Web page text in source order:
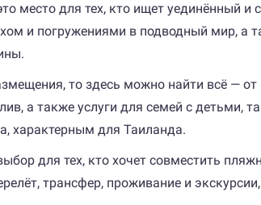
место для тех, кто ищет уединённый
и погружениями в подводный мир, а
то здесь можно найти всё —
а также услуги для семей с детьми,
характерным для Таиланда.
для тех, кто хочет совместить
трансфер, проживание и